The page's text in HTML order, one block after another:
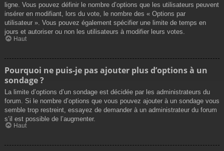
ligne. Vous pouvez définir le nombre d’options que les utilisateurs peuvent
insérer en modifiant, lors du vote, le nombre des « Options par
utilisateur ». Vous pouvez également spécifier une limite de temps en
jours et autoriser ou non les utilisateurs à modifier leurs votes.
Haut
Pourquoi ne puis-je pas ajouter plus d’options à un
sondage ?
La limite d’options d’un sondage est décidée par les administrateurs du
forum. Si le nombre d’options que vous pouvez ajouter à un sondage vous
semble trop restreint, essayez de demander à un administrateur du forum
s’il est possible de l’augmenter.
Haut